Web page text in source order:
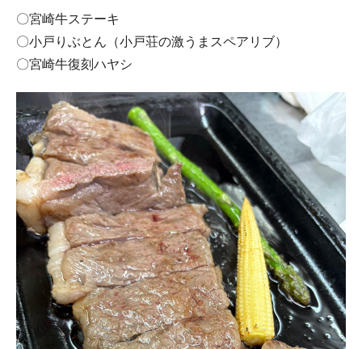
〇宮崎牛ステーキ
〇小戸りぶとん（小戸荘の激うまスペアリブ）
〇宮崎牛復刻ハヤシ